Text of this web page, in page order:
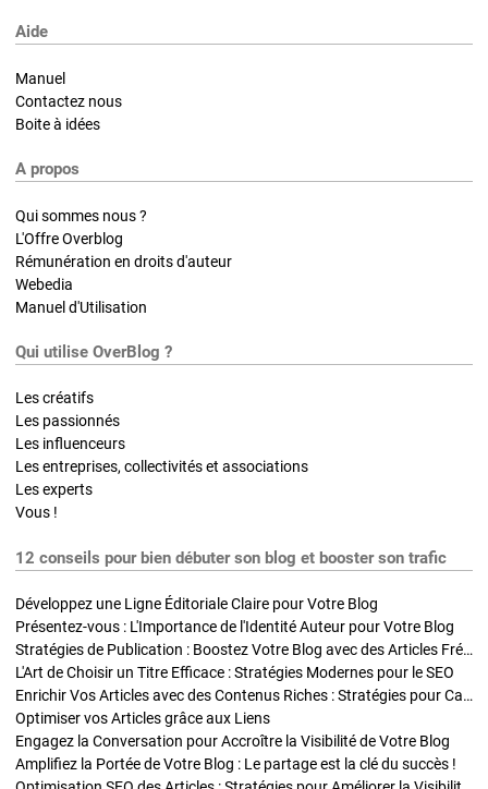
Aide
Manuel
Contactez nous
Boite à idées
A propos
Qui sommes nous ?
L'Offre Overblog
Rémunération en droits d'auteur
Webedia
Manuel d'Utilisation
Qui utilise OverBlog ?
Les créatifs
Les passionnés
Les influenceurs
Les entreprises, collectivités et associations
Les experts
Vous !
12 conseils pour bien débuter son blog et booster son trafic
Développez une Ligne Éditoriale Claire pour Votre Blog
Présentez-vous : L'Importance de l'Identité Auteur pour Votre Blog
Stratégies de Publication : Boostez Votre Blog avec des Articles Fréquents et Exclusifs
L'Art de Choisir un Titre Efficace : Stratégies Modernes pour le SEO
Enrichir Vos Articles avec des Contenus Riches : Stratégies pour Captiver et Optimiser
Optimiser vos Articles grâce aux Liens
Engagez la Conversation pour Accroître la Visibilité de Votre Blog
Amplifiez la Portée de Votre Blog : Le partage est la clé du succès !